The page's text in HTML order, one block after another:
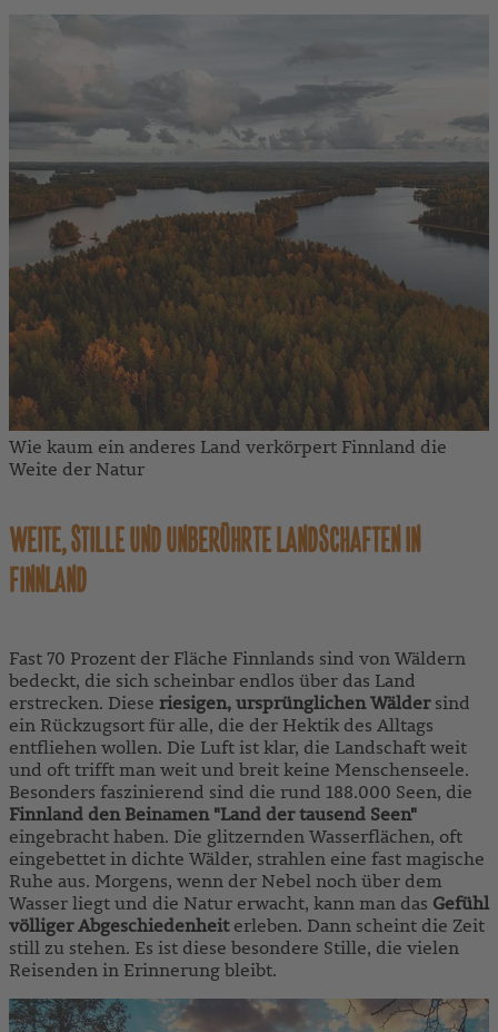
Wie kaum ein anderes Land verkörpert Finnland die
Weite der Natur
WEITE, STILLE UND UNBERÜHRTE LANDSCHAFTEN IN
FINNLAND
Fast 70 Prozent der Fläche Finnlands sind von Wäldern
bedeckt, die sich scheinbar endlos über das Land
erstrecken. Diese riesigen, ursprünglichen Wäldersind
ein Rückzugsort für alle, die der Hektik des Alltags
entfliehen wollen. Die Luft ist klar, die Landschaft weit
und oft trifft man weit und breit keine Menschenseele.
Besonders faszinierend sind die rund 188.000 Seen, die
Finnland den Beinamen "Land der tausend Seen"
eingebracht haben. Die glitzernden Wasserflächen, oft
eingebettet in dichte Wälder, strahlen eine fast magische
Ruhe aus. Morgens, wenn der Nebel noch über dem
Wasser liegt und die Natur erwacht, kann man das Gefühl
völliger Abgeschiedenheiterleben. Dann scheint die Zeit
still zu stehen. Es ist diese besondere Stille, die vielen
Reisenden in Erinnerung bleibt.